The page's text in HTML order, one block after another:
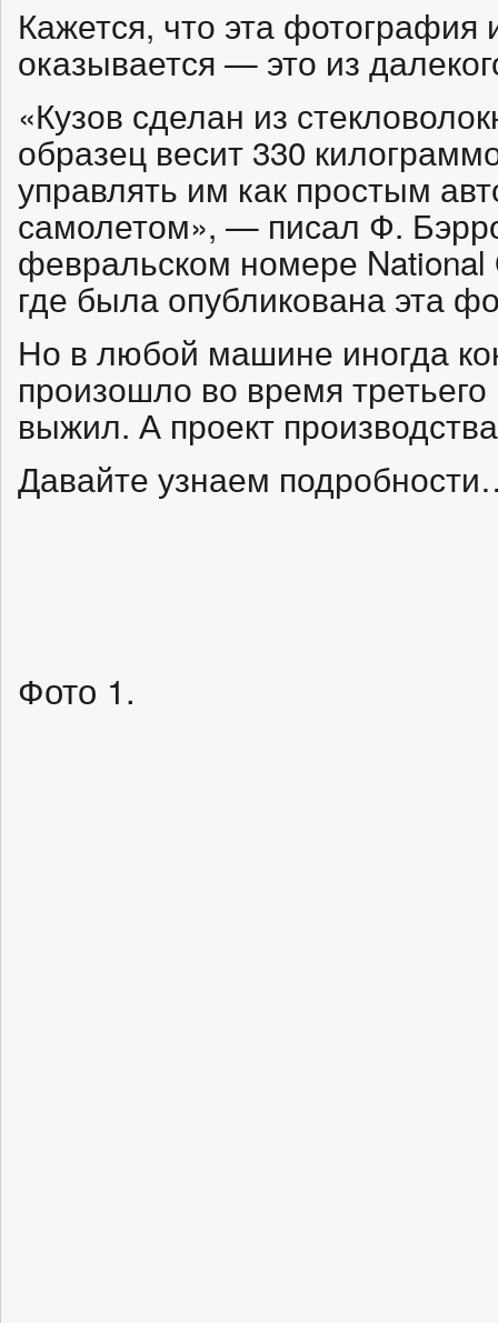
Кажется, что эта фотография
оказывается — это из
«Кузов сделан из
образец весит 330
управлять им как простым
самолетом», — писал Ф.
февральском номере National
где была опубликована эта
Но в любой машине иногда
произошло во время
выжил. А проект
Давайте узнаем
Фото 1.